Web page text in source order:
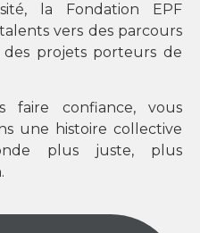
la Fondation EPF
vers des parcours
projets porteurs de
faire confiance, vous
une histoire collective
plus juste, plus